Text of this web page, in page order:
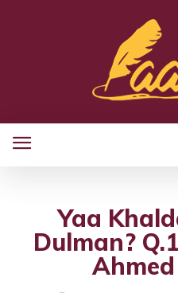
Yaa
Dulman?